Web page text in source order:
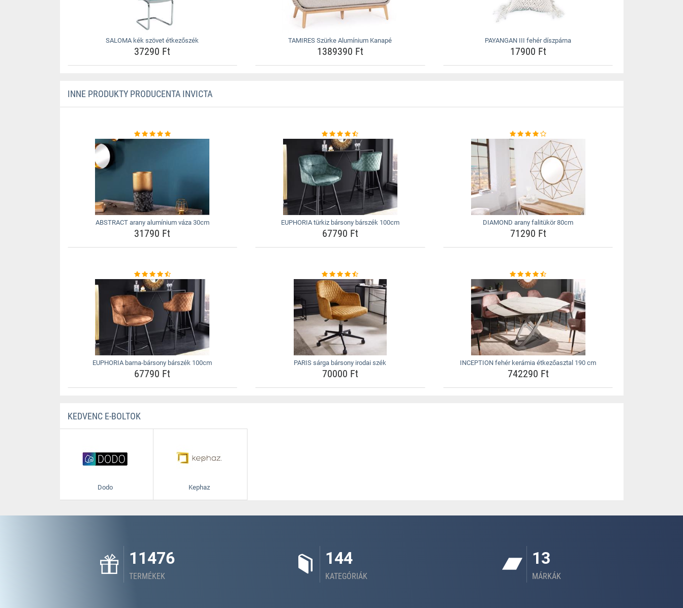
SALOMA kék szövet étkezőszék
37290 Ft
TAMIRES Szürke Alumínium Kanapé
1389390 Ft
PAYANGAN III fehér díszpárna
17900 Ft
INNE PRODUKTY PRODUCENTA INVICTA
ABSTRACT arany alumínium váza 30cm
31790 Ft
EUPHORIA türkiz bársony bárszék 100cm
67790 Ft
DIAMOND arany falitükör 80cm
71290 Ft
EUPHORIA barna-bársony bárszék 100cm
67790 Ft
PARIS sárga bársony irodai szék
70000 Ft
INCEPTION fehér kerámia étkezőasztal 190 cm
742290 Ft
KEDVENC E-BOLTOK
Dodo Kephaz
11476
TERMÉKEK
144
KATEGÓRIÁK
13
MÁRKÁK